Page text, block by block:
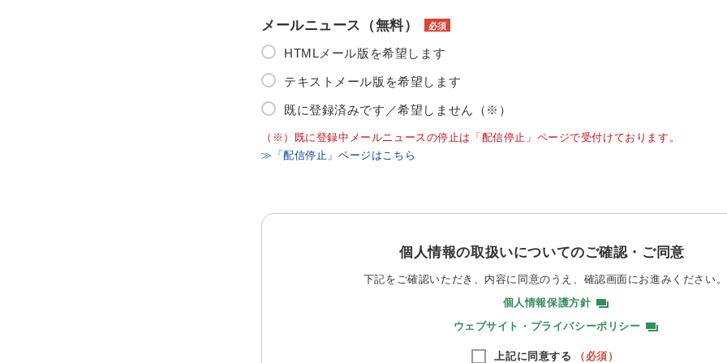
メールニュース（無料） 必須
HTMLメール版を希望します
テキストメール版を希望します
既に登録済みです／希望しません（※）
（※）既に登録中メールニュースの停止は「配信停止」ページで受付けております。
≫「配信停止」ページはこちら
個人情報の取扱いについてのご確認・ご同意
下記をご確認いただき、内容に同意のうえ、 確認画面にお進みください。
個人情報保護方針
ウェブサイト・プライバシーポリシー
上記に同意する （必須）